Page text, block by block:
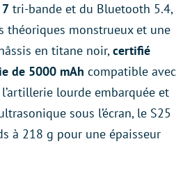
tri-bande et du Bluetooth 5.4,
théoriques monstrueux et une
en titane noir,certifié
de 5000 mAh compatible avec
lourde embarquée et
sous l’écran, le S25
à 218 g pour une épaisseur